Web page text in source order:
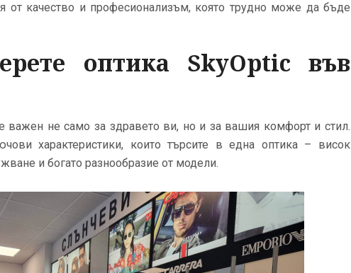
от качество и професионализъм, която трудно може да бъде
оптика SkyOptic във
важен не само за здравето ви, но и за вашия комфорт и стил.
характеристики, които търсите в една оптика – висок
и богато разнообразие от модели.